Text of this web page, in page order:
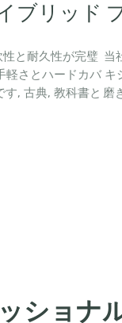
ブリッド
と耐久性が完璧
軽さとハードカバ
, 古典, 教科書と
当
キ
磨
ショナ